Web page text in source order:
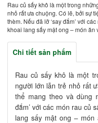
Rau củ sấy khô là một trong
nhỏ rất ưa chuộng. Có lẽ, bởi sự
thèm. Nếu đã lỡ ‘say đắm’ với
khoai lang sấy mật ong – món
Chi tiết sản phẩm
Rau củ sấy khô là một
người lớn lẫn trẻ nhỏ rất
thể mang theo và dùng
đắm’ với các món rau củ
lang sấy mật ong –